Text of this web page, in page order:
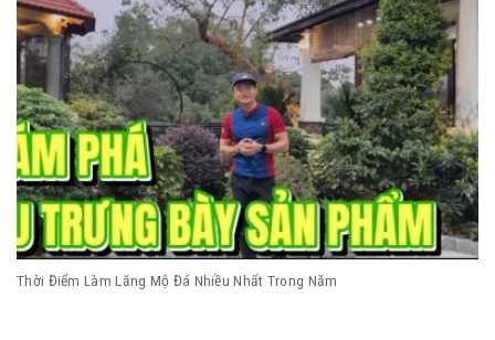
Thời Điểm Làm Lăng Mộ Đá Nhiều Nhất Trong Năm